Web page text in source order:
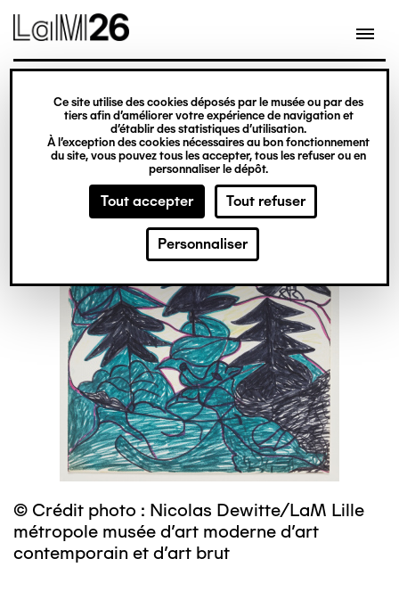
Gestion des cookies
Ce site utilise des cookies déposés par le musée ou par des
tiers afin d’améliorer votre expérience de navigation et
d’établir des statistiques d’utilisation.
À l’exception des cookies nécessaires au bon fonctionnement
du site, vous pouvez tous les accepter, tous les refuser ou en
personnaliser le dépôt.
Tout accepter Tout refuser
Personnaliser
contenu
© Crédit photo : Nicolas Dewitte/LaM Lille
métropole musée d’art moderne d’art
contemporain et d’art brut